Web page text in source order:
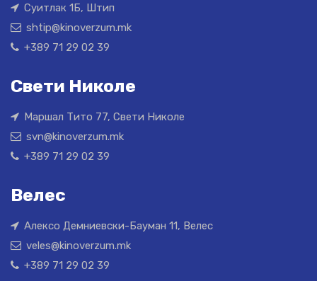
Суитлак 1Б, Штип
shtip@kinoverzum.mk
+389 71 29 02 39
Свети Николе
Маршал Тито 77, Свети Николе
svn@kinoverzum.mk
+389 71 29 02 39
Велес
Алексо Демниевски-Бауман 11, Велес
veles@kinoverzum.mk
+389 71 29 02 39